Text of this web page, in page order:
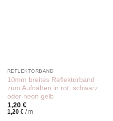
REFLEKTORBAND
10mm breites Reflektorband
zum Aufnähen in rot, schwarz
oder neon gelb
1,20 €
1,20 €/m